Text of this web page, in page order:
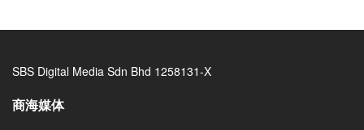
SBS Digital Media Sdn Bhd 1258131-X
商海媒体